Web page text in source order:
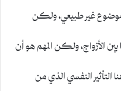
موضوع غير طبيعي، ولكن
الأزواج، ولكن المهم هو أن
النفسي الذي من